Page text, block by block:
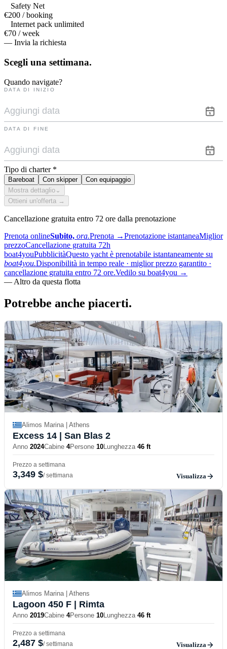
Safety Net
€200 / booking
Internet pack unlimited
€70 / week
— Invia la richiesta
Scegli una settimana.
Quando navigate?
DATA DI INIZIO
DATA DI FINE
Tipo di charter *
Bareboat Con skipper
Con equipaggio
Mostra dettaglio ⌄
Ottieni un'offerta →
Cancellazione gratuita entro 72 ore dalla prenotazione
Prenota onlineSubito, ora.Prenota →Prenotazione istantaneaMiglior
prezzoCancellazione gratuita 72h
boat4youPubblicitàQuesto yacht è prenotabile istantaneamente su
boat4you.Disponibilità in tempo reale · miglior prezzo garantito ·
cancellazione gratuita entro 72 ore.Vedilo su boat4you →
— Altro da questa flotta
Potrebbe anche piacerti.
Alimos Marina | Athens
Excess 14 | San Blas 2
Anno 2024Cabine 4Persone 10Lunghezza 46 ft
Prezzo a settimana
3,349 $/ settimana Visualizza
Alimos Marina | Athens
Lagoon 450 F | Rimta
Anno 2019Cabine 4Persone 10Lunghezza 46 ft
Prezzo a settimana
2,487 $/ settimana Visualizza